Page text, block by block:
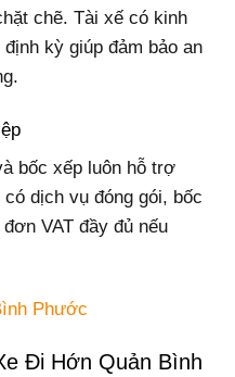
chẽ. Tài xế có kinh
kỳ giúp đảm bảo an
bốc xếp luôn hỗ trợ
dịch vụ đóng gói, bốc
VAT đầy đủ nếu
Phước
Đi Hớn Quản Bình